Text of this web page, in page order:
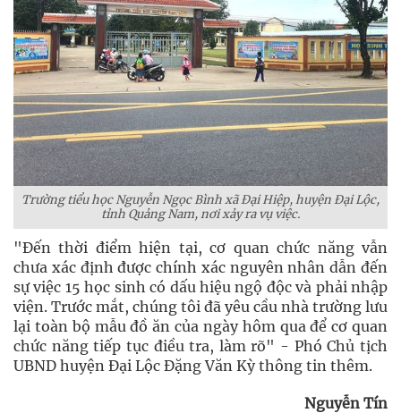
Trường tiểu học Nguyễn Ngọc Bình xã Đại Hiệp, huyện Đại Lộc,
tỉnh Quảng Nam, nơi xảy ra vụ việc.
"Đến thời điểm hiện tại, cơ quan chức năng vẫn
chưa xác định được chính xác nguyên nhân dẫn đến
sự việc 15 học sinh có dấu hiệu ngộ độc và phải nhập
viện. Trước mắt, chúng tôi đã yêu cầu nhà trường lưu
lại toàn bộ mẫu đồ ăn của ngày hôm qua để cơ quan
chức năng tiếp tục điều tra, làm rõ" - Phó Chủ tịch
UBND huyện Đại Lộc Đặng Văn Kỳ thông tin thêm.
Nguyễn Tín